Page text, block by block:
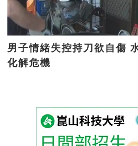
男子情緒失控持刀欲自傷 水上警溫情勸說
化解危機